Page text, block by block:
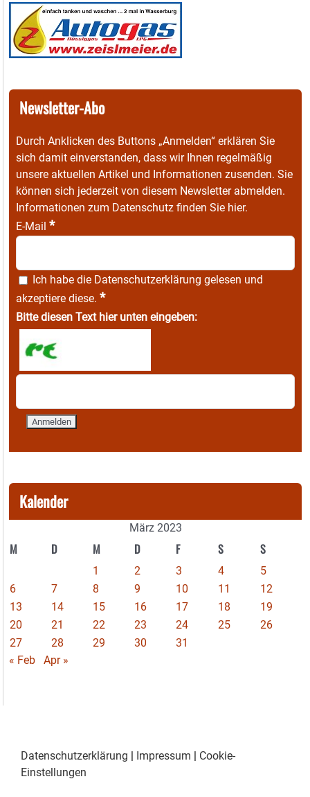
Newsletter-Abo
Durch Anklicken des Buttons „Anmelden“ erklären Sie
sich damit einverstanden, dass wir Ihnen regelmäßig
unsere aktuellen Artikel und Informationen zusenden. Sie
können sich jederzeit von diesem Newsletter abmelden.
Informationen zum Datenschutz finden Sie hier.
E-Mail *
Ich habe die Datenschutzerklärung gelesen und
akzeptiere diese. *
Bitte diesen Text hier unten eingeben:
Kalender
März 2023
M D M D F S S
1 2 3 4
5
6
7 8 9 10 11
12
13
14 15 16 17 18
19
20
21 22 23 24 25
26
27
28 29 30
31
« Feb
Apr »
Datenschutzerklärung | Impressum | Cookie-
Einstellungen